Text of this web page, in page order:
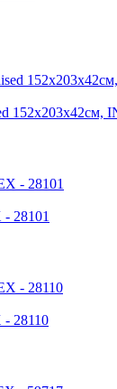
152х203х42см,
28101
28110